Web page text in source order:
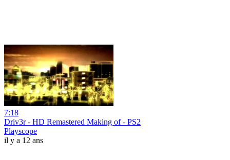
7:18
Driv3r - HD Remastered Making of - PS2
Playscope
il y a 12 ans